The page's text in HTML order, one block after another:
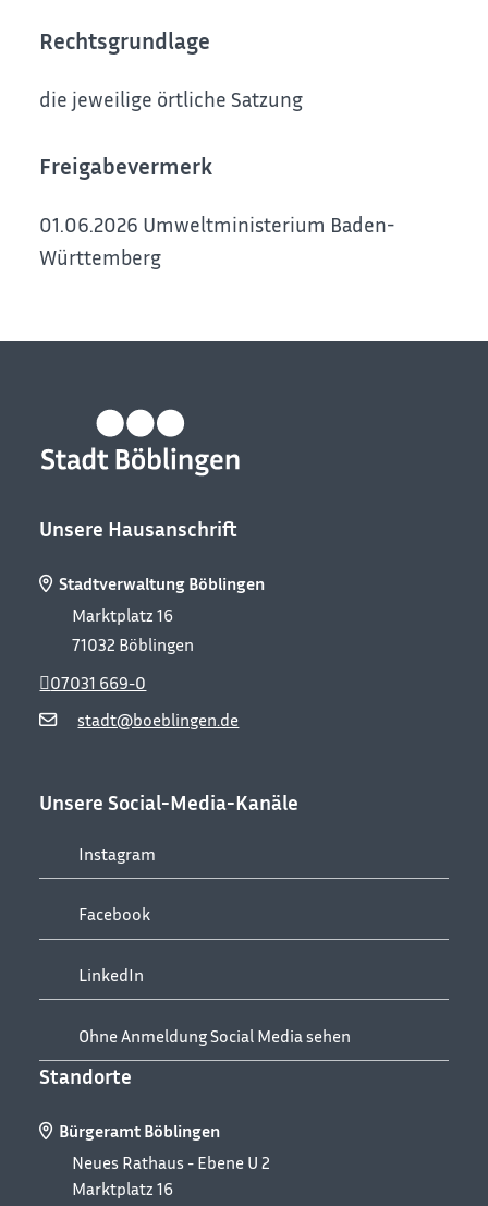
Rechtsgrundlage
die jeweilige örtliche Satzung
Freigabevermerk
01.06.2026 Umweltministerium Baden-
Württemberg
Unsere Hausanschrift
Stadtverwaltung Böblingen
Marktplatz 16
71032 Böblingen
stadt@boeblingen.de
07031 669-0
Unsere Social-Media-Kanäle
Instagram
Facebook
LinkedIn
Ohne Anmeldung Social Media sehen
Standorte
Bürgeramt Böblingen
Neues Rathaus - Ebene U 2
Marktplatz 16